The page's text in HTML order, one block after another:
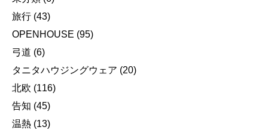
旅行 (43)
OPENHOUSE (95)
弓道 (6)
タニタハウジングウェア (20)
北欧 (116)
告知 (45)
温熱 (13)